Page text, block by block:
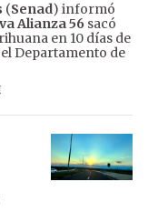
(Senad) informó
Alianza 56 sacó
en 10 días de
Departamento de